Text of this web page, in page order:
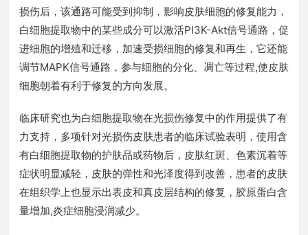
损伤后，该通路可能受到抑制，影响皮肤细胞的修复能力，
白细胞提取物中的某些成分可以激活PI3K-Akt信号通路，促
进细胞的增殖和迁移，加速受损细胞的修复和再生，它还能
调节MAPK信号通路，参与细胞的分化、凋亡等过程,使皮肤
细胞朝着有利于修复的方向发展。
临床研究也为白细胞提取物在光损伤修复中的作用提供了有
力支持，多项针对光损伤皮肤患者的临床试验表明，使用含
有白细胞提取物的护肤品或药物后，皮肤红斑、色素沉着等
症状明显减轻，皮肤的弹性和光泽度得到改善，患者的皮肤
在组织学上也显示出表皮和真皮层结构的修复，胶原蛋白含
量增加,炎症细胞浸润减少。